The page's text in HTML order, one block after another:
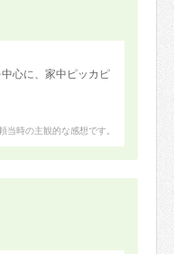
心に、家中ピッカピ
当時の主観的な感想です。